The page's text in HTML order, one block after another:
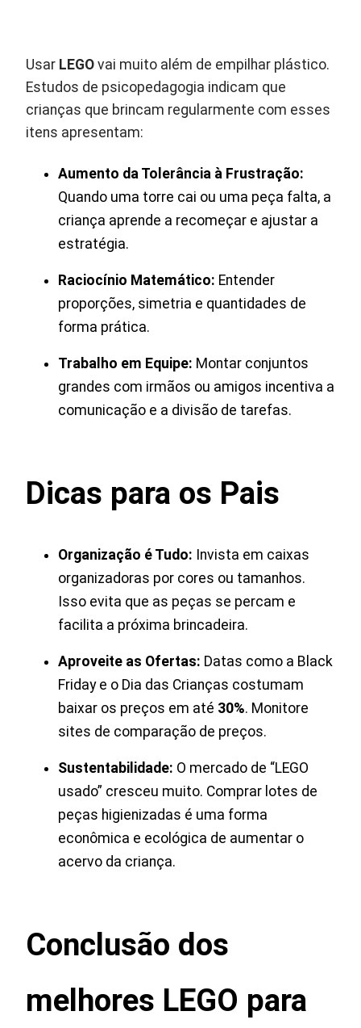
Usar LEGO vai muito além de empilhar plástico.
Estudos de psicopedagogia indicam que
crianças que brincam regularmente com esses
itens apresentam:
Aumento da Tolerância à Frustração:
Quando uma torre cai ou uma peça falta, a
criança aprende a recomeçar e ajustar a
estratégia.
Raciocínio Matemático: Entender
proporções, simetria e quantidades de
forma prática.
Trabalho em Equipe: Montar conjuntos
grandes com irmãos ou amigos incentiva a
comunicação e a divisão de tarefas.
Dicas para os Pais
Organização é Tudo: Invista em caixas
organizadoras por cores ou tamanhos.
Isso evita que as peças se percam e
facilita a próxima brincadeira.
Aproveite as Ofertas: Datas como a Black
Friday e o Dia das Crianças costumam
baixar os preços em até 30%. Monitore
sites de comparação de preços.
Sustentabilidade: O mercado de “LEGO
usado” cresceu muito. Comprar lotes de
peças higienizadas é uma forma
econômica e ecológica de aumentar o
acervo da criança.
Conclusão dos
melhores LEGO para